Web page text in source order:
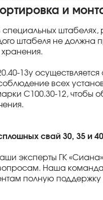
и
штабеля не должна
хранения.
13у
всех
С100.30-12, чтобы
свай 30, 35 и
эксперты ГК
Наша команда
полную поддержку